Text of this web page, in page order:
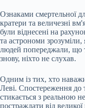
Ознаками смертельної
кратери та величезні
були віднесені на
та астрономи
людей попереджали, що
знову, ніхто не слухав.
Одним із тих, хто
Леві. Спостереження до
стикається з реальною
постраждати від